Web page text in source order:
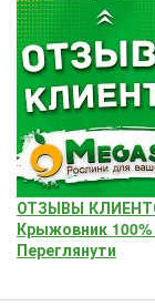
ОТЗЫВЫ
Крыжовник
Переглянути